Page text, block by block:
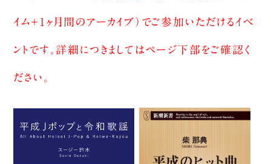
イム＋1ヶ月間のアーカイブ）でご参加いただけるイベ
ントです。詳細につきましてはページ下部をご確認く
ださい。